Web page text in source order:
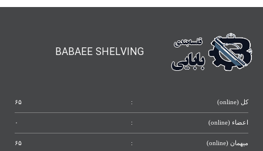
BABAEE SHELVING
کل (online) : ۶۵
اعضاء (online) : ۰
میهمان (online) : ۶۵